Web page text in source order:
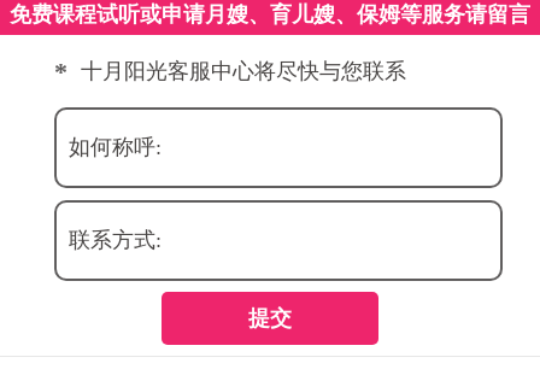
免费课程试听或申请月嫂、育儿嫂、保姆等服务请留言
* 十月阳光客服中心将尽快与您联系
如何称呼:
联系方式:
提交